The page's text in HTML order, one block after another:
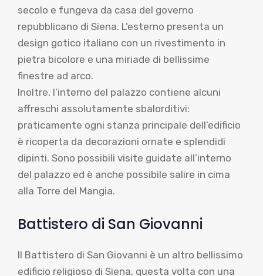
secolo e fungeva da casa del governo
repubblicano di Siena. L’esterno presenta un
design gotico italiano con un rivestimento in
pietra bicolore e una miriade di bellissime
finestre ad arco.
Inoltre, l’interno del palazzo contiene alcuni
affreschi assolutamente sbalorditivi:
praticamente ogni stanza principale dell’edificio
è ricoperta da decorazioni ornate e splendidi
dipinti. Sono possibili visite guidate all’interno
del palazzo ed è anche possibile salire in cima
alla Torre del Mangia.
Battistero di San Giovanni
Il Battistero di San Giovanni è un altro bellissimo
edificio religioso di Siena, questa volta con una